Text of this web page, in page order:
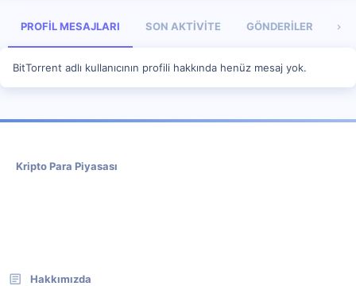
PROFIL MESAJLARI SON AKTIVITE GÖNDERILER
BitTorrent adlı kullanıcının profili hakkında henüz mesaj yok.
Kripto Para Piyasası
Hakkımızda